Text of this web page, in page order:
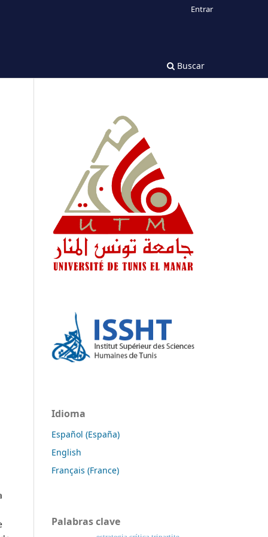
Buscar
Entrar
Idioma
Español (España)
English
Français (France)
Palabras clave